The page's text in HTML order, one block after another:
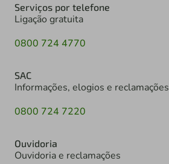
Serviços por telefone
Ligação gratuita
0800 724 4770
SAC
Informações, elogios e reclamações
0800 724 7220
Ouvidoria
Ouvidoria e reclamações